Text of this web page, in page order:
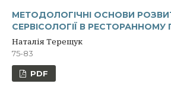
МЕТОДОЛОГІЧНІ ОСНОВИ
СЕРВІСОЛОГІЇ В
Наталія Терещук
75-83
PDF